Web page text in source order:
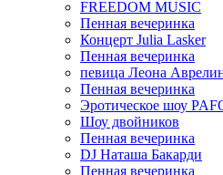
FREEDOM MUSIC
Пенная вечеринка
Концерт Julia Lasker
Пенная вечеринка
певица Леона
Пенная вечеринка
Эротическое шоу
Шоу двойников
Пенная вечеринка
DJ Наташа Бакарди
Пенная вечеринка